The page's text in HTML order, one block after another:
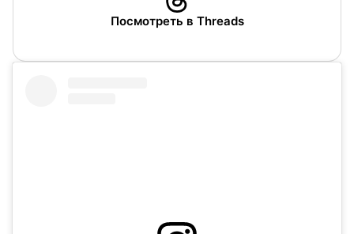
Посмотреть в Threads